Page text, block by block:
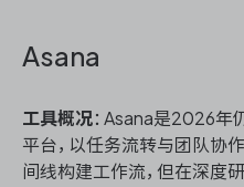
Asana
工具概况：Asana是2026年
平台，以任务流转与团队协
间线构建工作流，但在深度